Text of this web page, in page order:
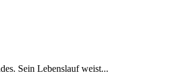
Sein Lebenslauf weist...